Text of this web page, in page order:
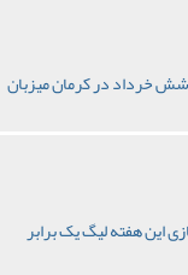
17 روز چهارشنبه شش خرداد در کرمان میزبان
این هفته لیگ یک برابر